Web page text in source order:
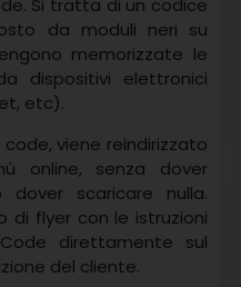
Si tratta di un codice
da moduli neri su
memorizzate le
dispositivi elettronici
etc).
code, viene reindirizzato
online, senza dover
scaricare nulla.
di flyer con le istruzioni
direttamente sul
del cliente.